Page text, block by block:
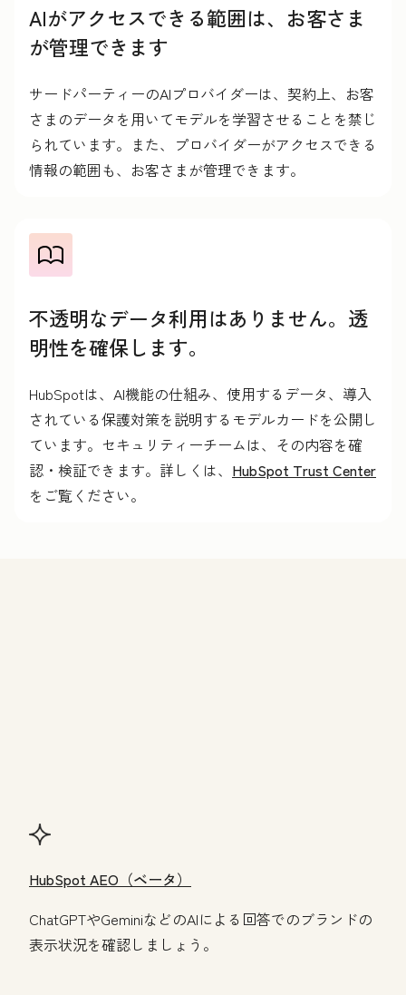
AIがアクセスできる範囲は、お客さま
が管理できます
サードパーティーのAIプロバイダーは、契約上、お客
さまのデータを用いてモデルを学習させることを禁じ
られています。また、プロバイダーがアクセスできる
情報の範囲も、お客さまが管理できます。
不透明なデータ利用はありません。透
明性を確保します。
HubSpotは、AI機能の仕組み、使用するデータ、導入
されている保護対策を説明するモデルカードを公開し
ています。セキュリティーチームは、その内容を確
認・検証できます。詳しくは、 HubSpot Trust Center
をご覧ください。
HubSpot AEO（ベータ）
ChatGPTやGeminiなどのAIによる回答でのブランドの
表示状況を確認しましょう。